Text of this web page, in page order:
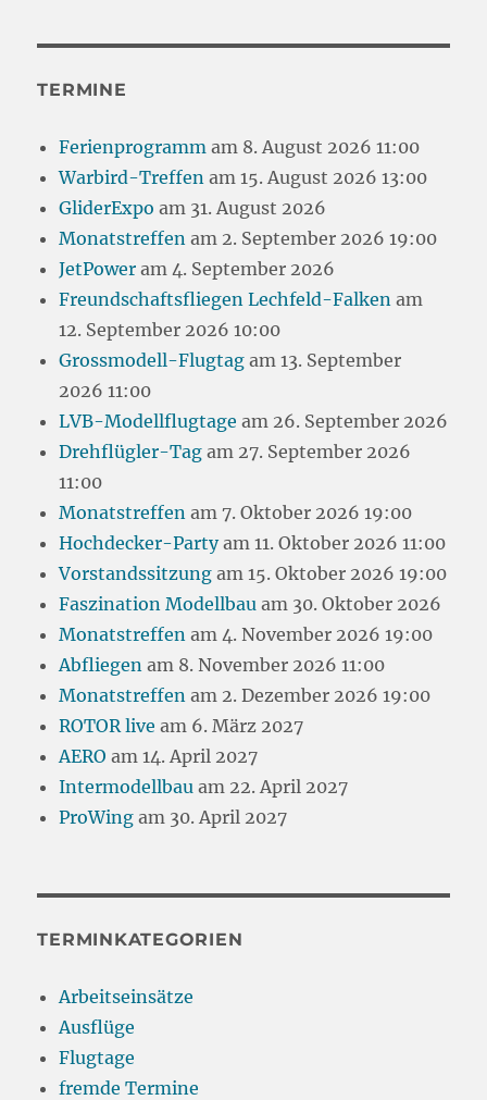
TERMINE
Ferienprogramm am 8. August 2026 11:00
Warbird-Treffen am 15. August 2026 13:00
GliderExpo am 31. August 2026
Monatstreffen am 2. September 2026 19:00
JetPower am 4. September 2026
Freundschaftsfliegen Lechfeld-Falken am
12. September 2026 10:00
Grossmodell-Flugtag am 13. September
2026 11:00
LVB-Modellflugtage am 26. September 2026
Drehflügler-Tag am 27. September 2026
11:00
Monatstreffen am 7. Oktober 2026 19:00
Hochdecker-Partyam 11. Oktober 2026 11:00
Vorstandssitzung am 15. Oktober 2026 19:00
Faszination Modellbau am 30. Oktober 2026
Monatstreffen am 4. November 2026 19:00
Abfliegen am 8. November 2026 11:00
Monatstreffen am 2. Dezember 2026 19:00
ROTOR live am 6. März 2027
AERO am 14. April 2027
Intermodellbau am 22. April 2027
ProWing am 30. April 2027
TERMINKATEGORIEN
Arbeitseinsätze
Ausflüge
Flugtage
fremde Termine